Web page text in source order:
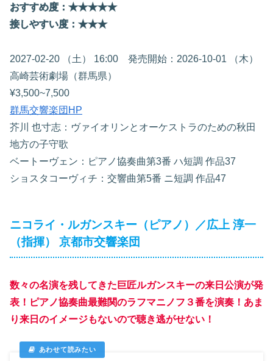
おすすめ度：★★★★★
接しやすい度：★★★
2027-02-20 （土） 16:00 発売開始：2026-10-01 （木）
高崎芸術劇場（群馬県）
¥3,500~7,500
群馬交響楽団HP
芥川 也寸志：ヴァイオリンとオーケストラのための秋田
地方の子守歌
ベートーヴェン：ピアノ協奏曲第3番 ハ短調 作品37
ショスタコーヴィチ：交響曲第5番 ニ短調 作品47
ニコライ・ルガンスキー（ピアノ）／広上 淳一
（指揮） 京都市交響楽団
数々の名演を残してきた巨匠ルガンスキーの来日公演が発
表！ピアノ協奏曲最難関のラフマニノフ３番を演奏！あま
り来日のイメージもないので聴き逃がせない！